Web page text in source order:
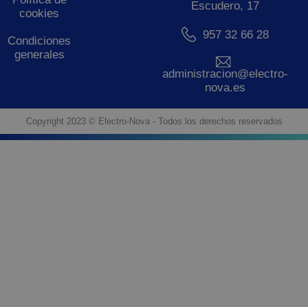
cookies
Condiciones
generales
Escudero, 17
957 32 66 28
administracion@electro-
nova.es
Copyright 2023 © Electro-Nova - Todos los derechos reservados